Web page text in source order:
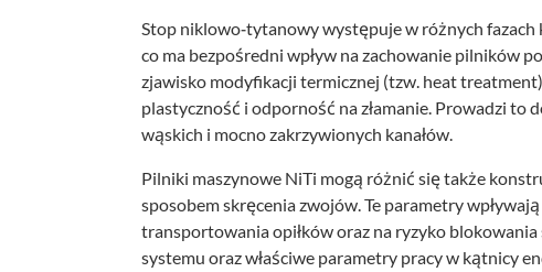
Stop niklowo‑tytanowy występuje w różnych
co ma bezpośredni wpływ na zachowanie pilników
zjawisko modyfikacji termicznej (tzw. heat
plastyczność i odporność na złamanie. Prowadzi to
wąskich i mocno zakrzywionych kanałów.
Pilniki maszynowe NiTi mogą różnić się także
sposobem skręcenia zwojów. Te parametry
transportowania opiłków oraz na ryzyko
systemu oraz właściwe parametry pracy w kątnicy